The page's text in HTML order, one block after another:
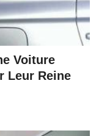
Voiture
Leur Reine